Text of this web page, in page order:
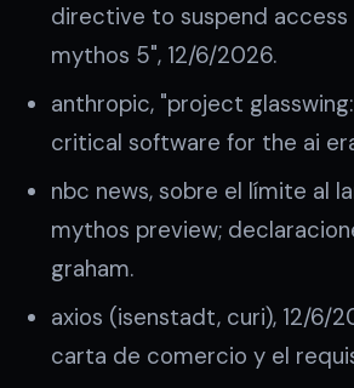
directive to suspend
mythos 5", 12/6/2026.
anthropic, "project
critical software for the ai
nbc news, sobre el límite al
mythos preview;
graham.
axios (isenstadt, curi), 12/6/
carta de comercio y el